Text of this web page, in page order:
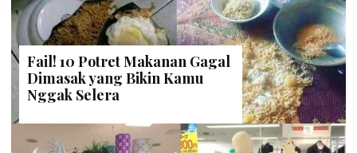
Fail! 10 Potret Makanan Gagal
Dimasak yang Bikin Kamu
Nggak Selera